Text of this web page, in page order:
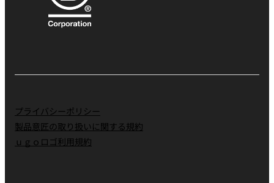
プライバシーポリシー
製品意匠の取り扱いに関する規約
ｕｇｏロゴ利用規約